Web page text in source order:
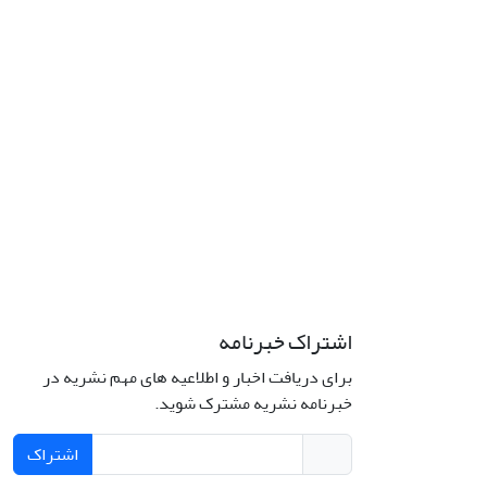
اشتراک خبرنامه
برای دریافت اخبار و اطلاعیه های مهم نشریه در
خبرنامه نشریه مشترک شوید.
اشتراک